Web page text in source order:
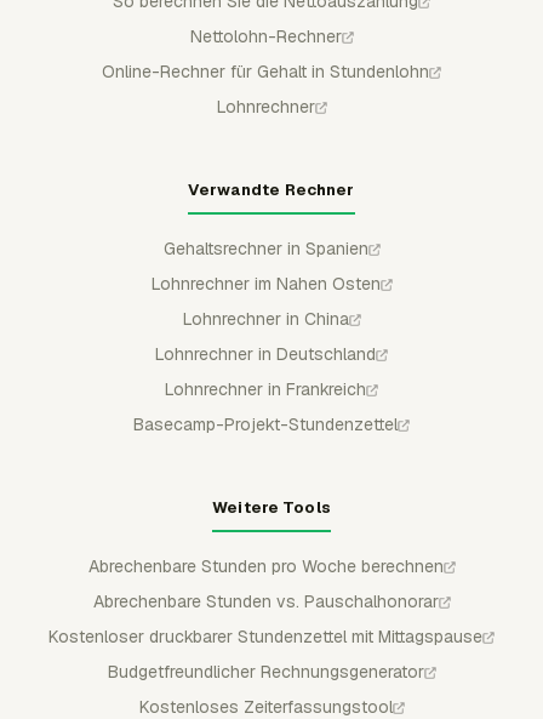
Nettolohn-Rechner
Online-Rechner für Gehalt in Stundenlohn
Lohnrechner
Verwandte Rechner
Gehaltsrechner in Spanien
Lohnrechner im Nahen Osten
Lohnrechner in China
Lohnrechner in Deutschland
Lohnrechner in Frankreich
Basecamp-Projekt-Stundenzettel
Weitere Tools
Abrechenbare Stunden pro Woche berechnen
Abrechenbare Stunden vs. Pauschalhonorar
Kostenloser druckbarer Stundenzettel mit Mittagspause
Budgetfreundlicher Rechnungsgenerator
Kostenloses Zeiterfassungstool